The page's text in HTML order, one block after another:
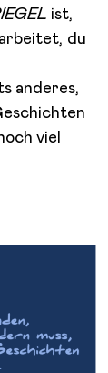
ist,
du
anderes,
viel